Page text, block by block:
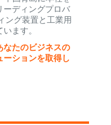
ーディングプロバ
ング装置と工業用
ます。
なたのビジネスの
ーションを取得し